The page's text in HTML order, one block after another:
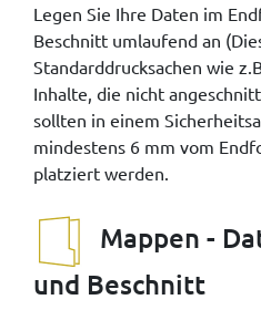
Legen Sie Ihre Daten im
Beschnitt umlaufend an
Standarddrucksachen wie
Inhalte, die nicht
sollten in einem
mindestens 6 mm vom
platziert werden.
Mappen -
und Beschnitt